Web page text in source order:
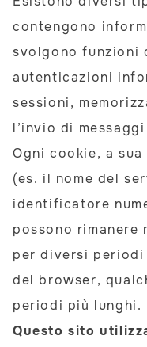
contengono
svolgono funzioni
autenticazioni
sessioni,
l’invio di
Ogni cookie, a
(es. il nome del
identificatore
possono rimanere
per diversi periodi
del browser,
periodi più lunghi.
Questo sito